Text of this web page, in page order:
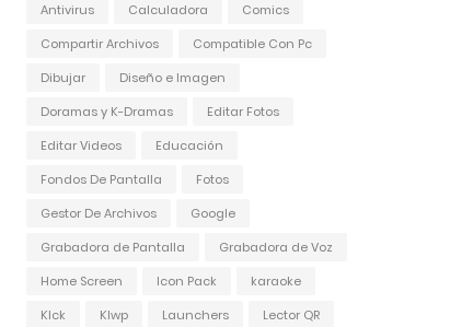
Antivirus
Calculadora
Comics
Compartir Archivos
Compatible Con Pc
Dibujar
Diseño e Imagen
Doramas y K-Dramas
Editar Fotos
Editar Videos
Educación
Fondos De Pantalla
Fotos
Gestor De Archivos
Google
Grabadora de Pantalla
Grabadora de Voz
Home Screen
Icon Pack
karaoke
Klck
Klwp Launchers Lector QR